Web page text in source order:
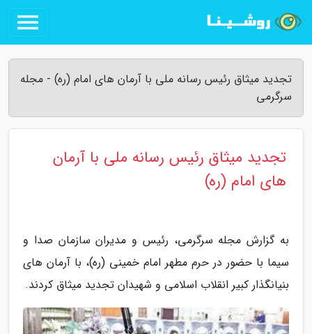
تجدید میثاق رئیس رسانه ملی با آرمان های امام (ره) - مجله
سرگرمی
تجدید میثاق رئیس رسانه ملی با آرمان
های امام (ره)
به گزارش مجله سرگرمی، رئیس و مدیران سازمان صدا و
سیما با حضور در حرم مطهر امام خمینی (ره)، با آرمان های
بنیانگذار کبیر انقلاب اسلامی و شهیدان تجدید میثاق کردند.